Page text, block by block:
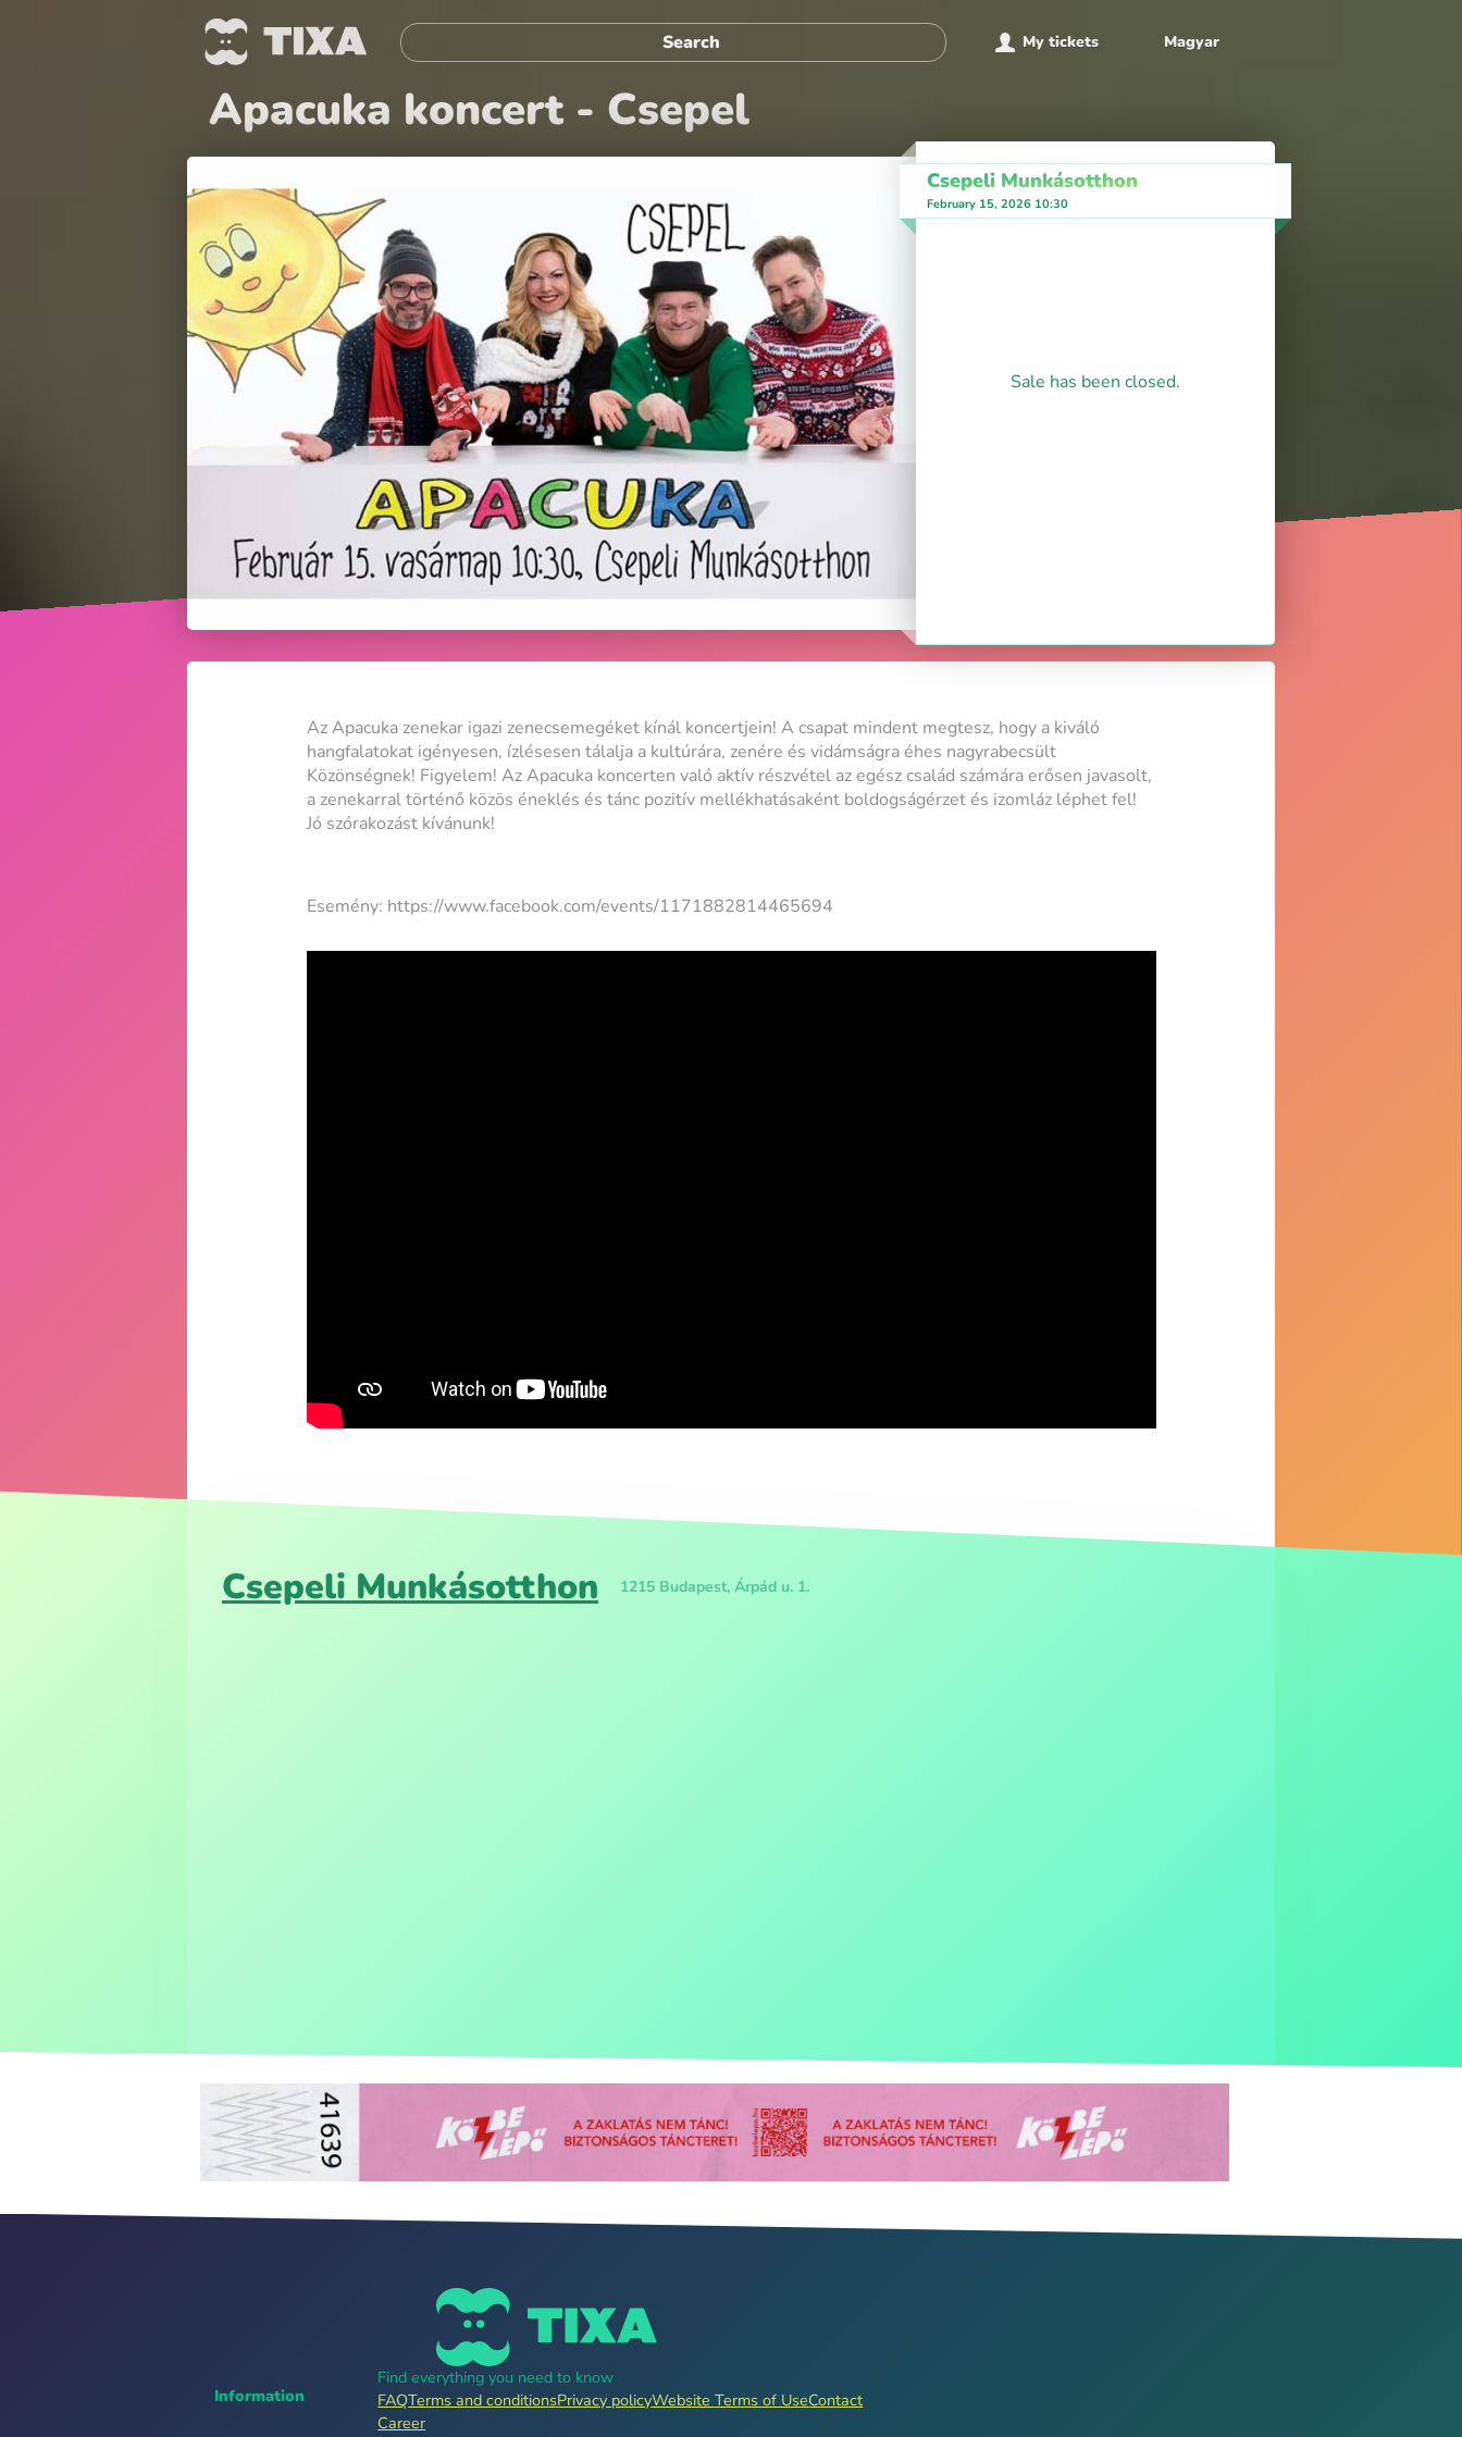
My tickets Magyar
Apacuka koncert - Csepel
Csepeli Munkásotthon
February 15, 2026 10:30
Sale has been closed.
Az Apacuka zenekar igazi zenecsemegéket kínál koncertjein! A csapat mindent megtesz, hogy a kiváló
hangfalatokat igényesen, ízlésesen tálalja a kultúrára, zenére és vidámságra éhes nagyrabecsült
Közönségnek! Figyelem! Az Apacuka koncerten való aktív részvétel az egész család számára erősen javasolt,
a zenekarral történő közös éneklés és tánc pozitív mellékhatásaként boldogságérzet és izomláz léphet fel!
Jó szórakozást kívánunk!
Esemény: https://www.facebook.com/events/1171882814465694
Csepeli Munkásotthon 1215 Budapest, Árpád u. 1.
Information
Find everything you need to know
FAQTerms and conditionsPrivacy policyWebsite Terms of UseContact
Career